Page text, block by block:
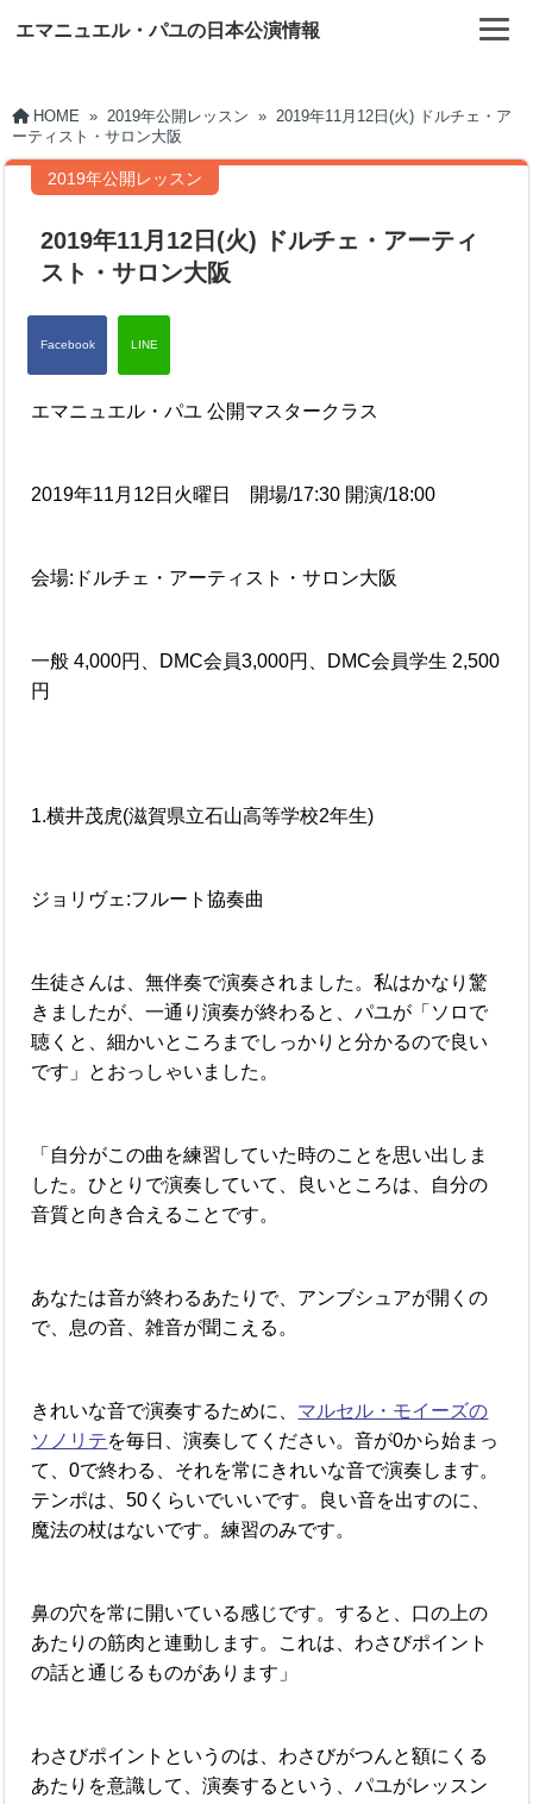
エマニュエル・パユの日本公演情報
HOME » 2019年公開レッスン » 2019年11月12日(火) ドルチェ・ア
ーティスト・サロン大阪
2019年公開レッスン
2019年11月12日(火) ドルチェ・アーティ
スト・サロン大阪
エマニュエル・パユ 公開マスタークラス
2019年11月12日火曜日 開場/17:30 開演/18:00
会場:ドルチェ・アーティスト・サロン大阪
一般 4,000円、DMC会員3,000円、DMC会員学生 2,500
円
1.横井茂虎(滋賀県立石山高等学校2年生)
ジョリヴェ:フルート協奏曲
生徒さんは、無伴奏で演奏されました。私はかなり驚
きましたが、一通り演奏が終わると、パユが「ソロで
聴くと、細かいところまでしっかりと分かるので良い
です」とおっしゃいました。
「自分がこの曲を練習していた時のことを思い出しま
した。ひとりで演奏していて、良いところは、自分の
音質と向き合えることです。
あなたは音が終わるあたりで、アンブシュアが開くの
で、息の音、雑音が聞こえる。
きれいな音で演奏するために、 マルセル・モイーズの
ソノリテを毎日、演奏してください。音が0から始まっ
て、0で終わる、それを常にきれいな音で演奏します。
テンポは、50くらいでいいです。良い音を出すのに、
魔法の杖はないです。練習のみです。
鼻の穴を常に開いている感じです。すると、口の上の
あたりの筋肉と連動します。これは、わさびポイント
の話と通じるものがあります」
わさびポイントというのは、わさびがつんと額にくる
あたりを意識して、演奏するという、パユがレッスン